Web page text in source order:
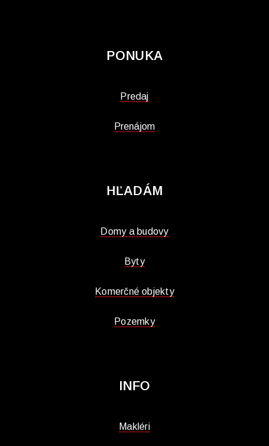
PONUKA
Predaj
Prenájom
HĽADÁM
Domy a budovy
Byty
Komerčné objekty
Pozemky
INFO
Makléri